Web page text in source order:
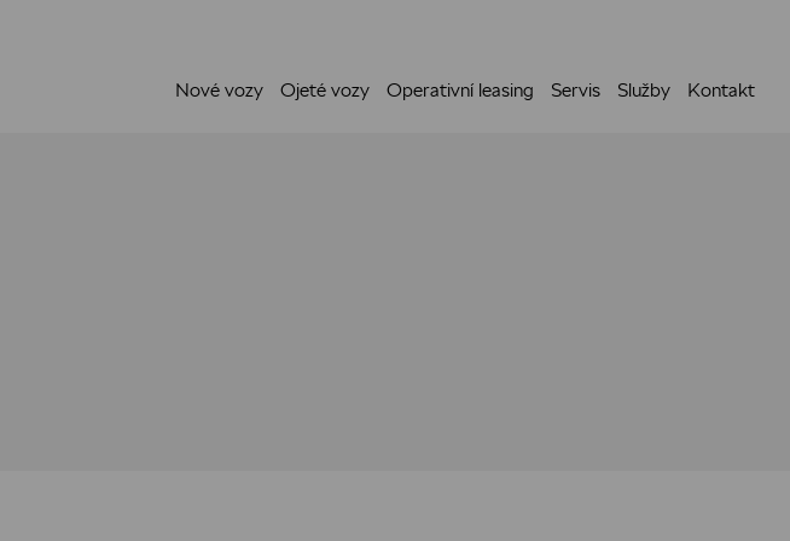
Nové vozy Ojeté vozy Operativní leasing Servis Služby Kontakt